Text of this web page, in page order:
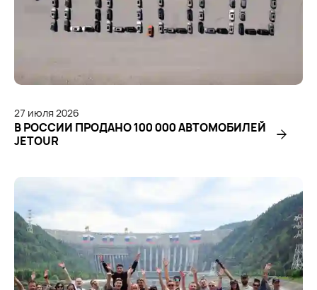
27 июля2026
В РОССИИ ПРОДАНО 100 000 АВТОМОБИЛЕЙ
JETOUR